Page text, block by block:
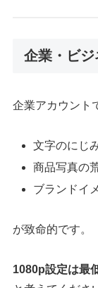
企業・ビ
企業アカウント
文字のにじ
商品写真の
ブランドイ
が致命的です。
1080p設定は最